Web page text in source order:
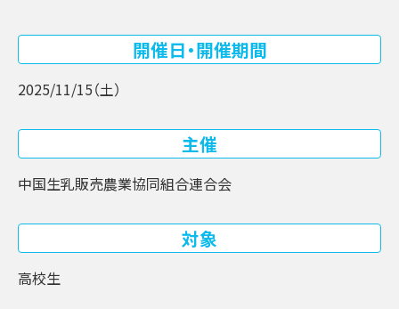
開催日・開催期間
2025/11/15（土）
主催
中国生乳販売農業協同組合連合会
対象
高校生